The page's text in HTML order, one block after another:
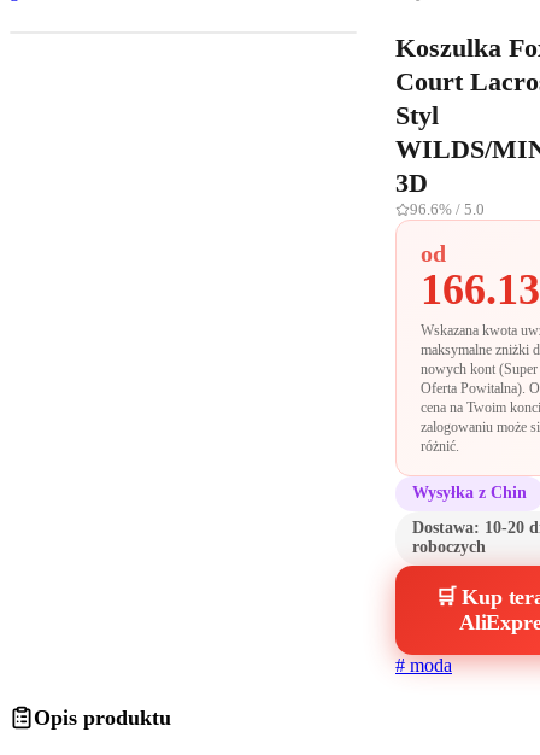
Koszulka
Court
Styl
WILDS/
3D
96.6% / 5.0
od
166.13
Wskazana kwota
maksymalne zniżki
nowych kont
Oferta Powitalna).
cena na Twoim
zalogowaniu może
różnić.
Wysyłka z Chin
Dostawa: 10-20
roboczych
🛒 Kup
#moda
Opis produktu